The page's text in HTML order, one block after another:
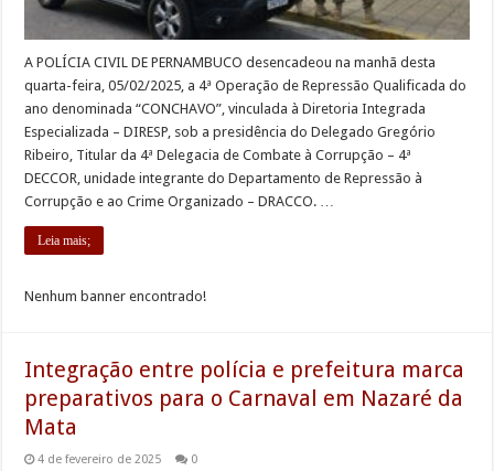
A POLÍCIA CIVIL DE PERNAMBUCO desencadeou na manhã desta
quarta-feira, 05/02/2025, a 4ª Operação de Repressão Qualificada do
ano denominada “CONCHAVO”, vinculada à Diretoria Integrada
Especializada – DIRESP, sob a presidência do Delegado Gregório
Ribeiro, Titular da 4ª Delegacia de Combate à Corrupção – 4ª
DECCOR, unidade integrante do Departamento de Repressão à
Corrupção e ao Crime Organizado – DRACCO. …
Leia mais;
Nenhum banner encontrado!
Integração entre polícia e prefeitura marca
preparativos para o Carnaval em Nazaré da
Mata
4 de fevereiro de 2025 0